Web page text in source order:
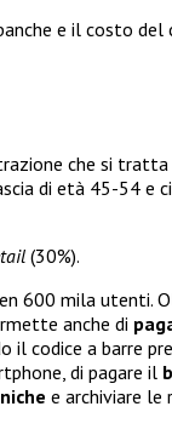
e il costo del
che si tratta
di età 45-54 e
(30%).
600 mila utenti.
anche di
il codice a barre
di pagare il
e archiviare le